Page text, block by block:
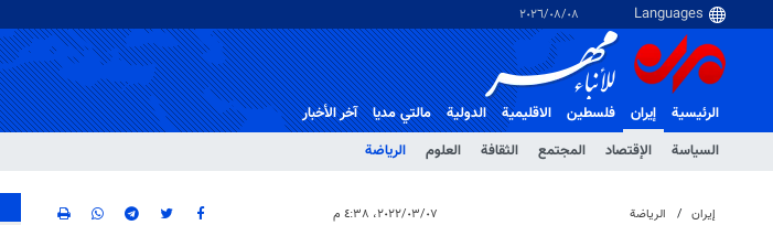
٠٨‏/٠٨‏/٢٠٢٦
الرئيسية
إيران
السياسة
الإقتصاد المجتمع الثقافة العلوم الرياضة
فلسطین الاقلیمیة الدولية مالتي مدیا آخر الأخبار
إيران الرياضة ٠٧‏/٠٣‏/٢٠٢٢، ٤:٣٨ م